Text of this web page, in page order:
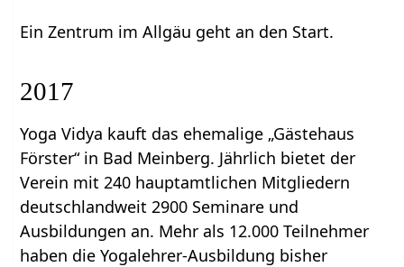
Ein Zentrum im Allgäu geht an den Start.
2017
Yoga Vidya kauft das ehemalige „Gästehaus
Förster“ in Bad Meinberg. Jährlich bietet der
Verein mit 240 hauptamtlichen Mitgliedern
deutschlandweit 2900 Seminare und
Ausbildungen an. Mehr als 12.000 Teilnehmer
haben die Yogalehrer-Ausbildung bisher